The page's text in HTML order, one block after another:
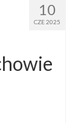
10
CZE 2025